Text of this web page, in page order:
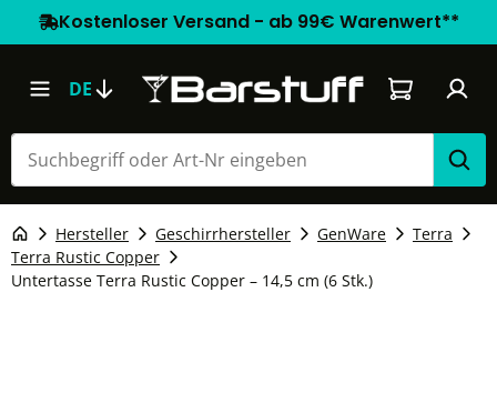
Kostenloser Versand - ab 99€ Warenwert**
DE Warenkorb
Hersteller Geschirrhersteller GenWare
Terra
Terra Rustic Copper
Untertasse Terra Rustic Copper – 14,5 cm (6 Stk.)